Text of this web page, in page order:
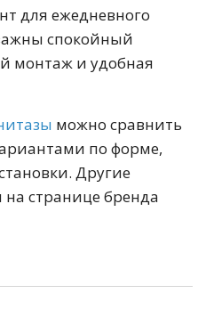
для ежедневного
спокойный
монтаж и удобная
можно сравнить
по форме,
Другие
странице бренда